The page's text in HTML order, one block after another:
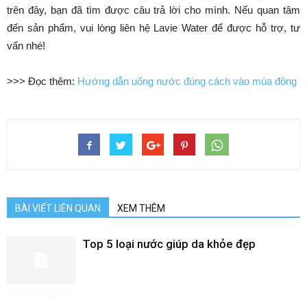
trên đây, bạn đã tìm được câu trả lời cho mình. Nếu quan tâm
đến sản phẩm, vui lòng liên hệ Lavie Water để được hỗ trợ, tư
vấn nhé!
>>> Đọc thêm: Hướng dẫn uống nước đúng cách vào mùa đông
BÀI VIẾT LIÊN QUAN XEM THÊM
Top 5 loại nước giúp da khỏe đẹp